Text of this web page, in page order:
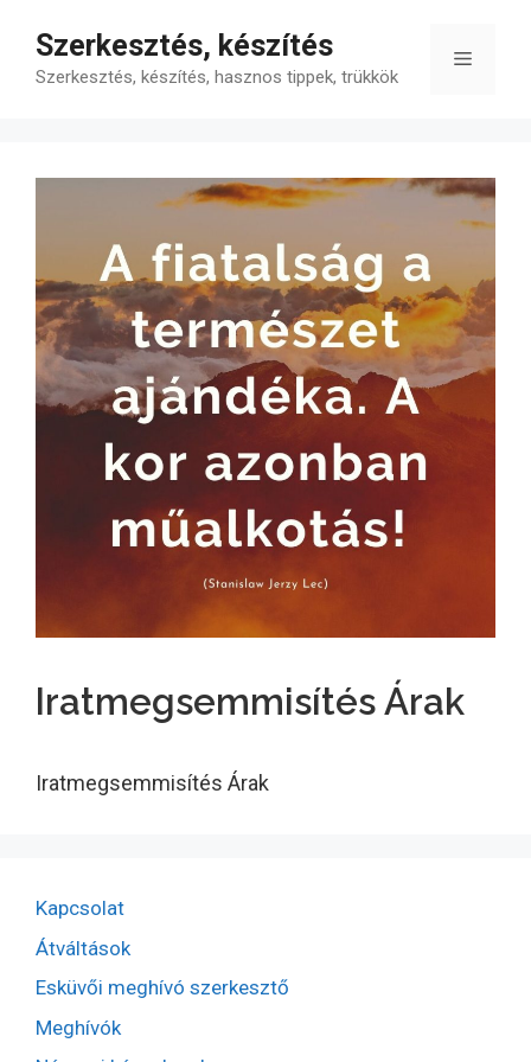
tartalomba
Szerkesztés, készítés
Szerkesztés, készítés, hasznos tippek, trükkök
Menü
Iratmegsemmisítés Árak
Iratmegsemmisítés Árak
Kapcsolat
Átváltások
Esküvői meghívó szerkesztő
Meghívók